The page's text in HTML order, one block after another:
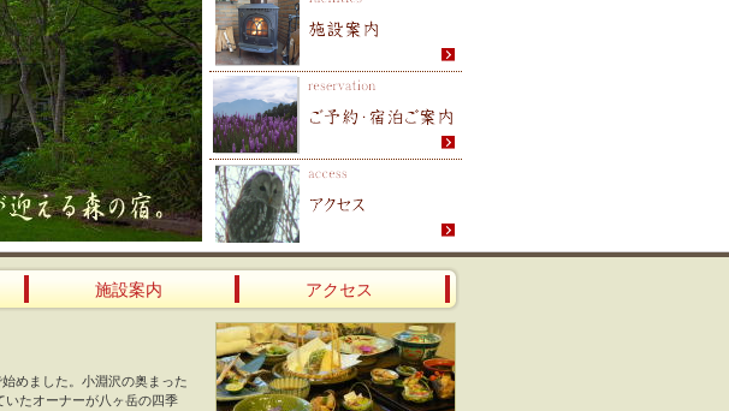
めました。小淵沢の奥まった
たオーナーが八ヶ岳の四季
施設案内 アクセス